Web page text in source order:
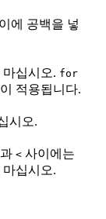
에 공백을 넣
십시오. for
적용됩니다.
시오.
과 < 사이에는
십시오.